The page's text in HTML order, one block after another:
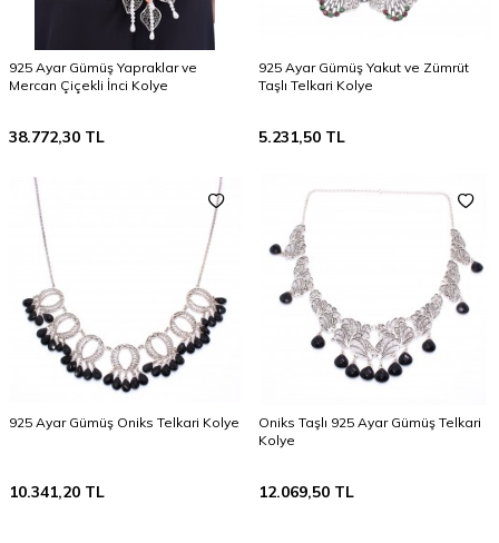
925 Ayar Gümüş Yapraklar ve
Mercan Çiçekli İnci Kolye
38.772,30 TL
925 Ayar Gümüş Yakut ve Zümrüt
Taşlı Telkari Kolye
5.231,50 TL
925 Ayar Gümüş Oniks Telkari Kolye
10.341,20 TL
Oniks Taşlı 925 Ayar Gümüş Telkari
Kolye
12.069,50 TL